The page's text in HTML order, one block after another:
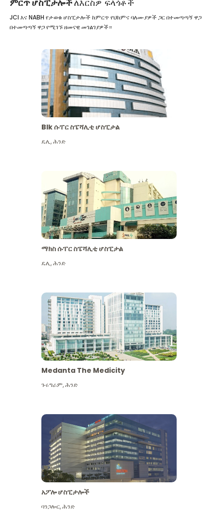
ምርጥ ሆስፒታሎችለእርስዎ ፍላጎቶች
JCI እና NABH የታወቁ ሆስፒታሎች ከምርጥ የህክምና ባለሙያዎች ጋር በተመጣጣኝ ዋጋ
በተመጣጣኝ ዋጋ የሚገኙ ዘመናዊ መገልገያዎች።
Blk ሱፐር ስፔሻሊቲ ሆስፒታል
ዴሊ,ሕንድ
ማክስ ሱፐር ስፔሻሊቲ ሆስፒታል
ዴሊ,ሕንድ
Medanta The Medicity
ጉሩግራም,ሕንድ
አፖሎ ሆስፒታሎች
ባንጋሎር,ሕንድ